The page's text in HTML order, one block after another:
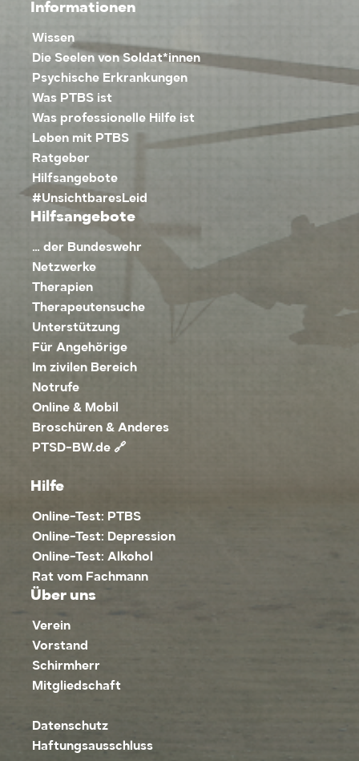
Informationen
Wissen
Die Seelen von Soldat*innen
Psychische Erkrankungen
Was PTBS ist
Was professionelle Hilfe ist
Leben mit PTBS
Ratgeber
Hilfsangebote
#UnsichtbaresLeid
Hilfsangebote
… der Bundeswehr
Netzwerke
Therapien
Therapeutensuche
Unterstützung
Für Angehörige
Im zivilen Bereich
Notrufe
Online & Mobil
Broschüren & Anderes
PTSD-BW.de 🔗
Hilfe
Online-Test: PTBS
Online-Test: Depression
Online-Test: Alkohol
Rat vom Fachmann
Über uns
Verein
Vorstand
Schirmherr
Mitgliedschaft
Datenschutz
Haftungsausschluss